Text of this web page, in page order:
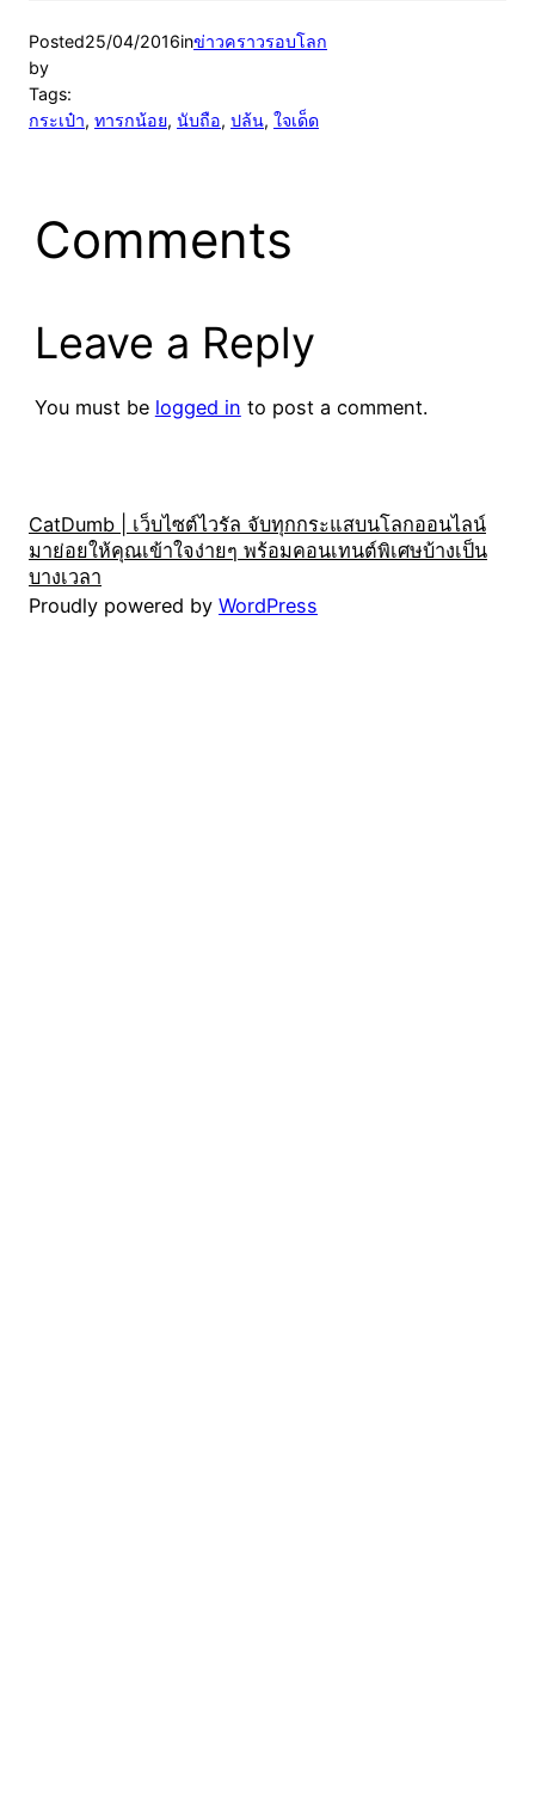
Posted25/04/2016inข่าวคราวรอบโลก
by
Tags:
กระเป๋า, ทารกน้อย, นับถือ, ปล้น, ใจเด็ด
Comments
Leave a Reply
You must be logged in to post a comment.
CatDumb | เว็บไซต์ไวรัล จับทุกกระแสบนโลกออนไลน์
มาย่อยให้คุณเข้าใจง่ายๆ พร้อมคอนเทนต์พิเศษบ้างเป็น
บางเวลา
Proudly powered by WordPress